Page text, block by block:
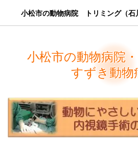
小松市の動物病院 トリミング（石
小松市の動物病院
すずき動物